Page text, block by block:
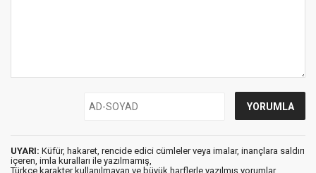
UYARI: Küfür, hakaret, rencide edici cümleler veya imalar, inançlara saldırı
içeren, imla kuralları ile yazılmamış,
Türkçe karakter kullanılmayan ve büyük harflerle yazılmış yorumlar